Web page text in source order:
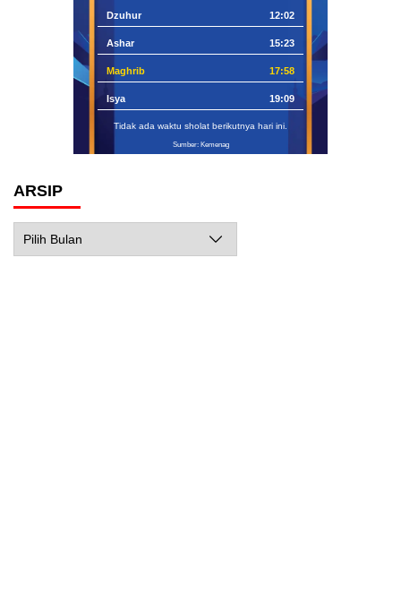
Dzuhur 12:02
Ashar 15:23
Maghrib 17:58
Isya 19:09
Tidak ada waktu sholat berikutnya hari ini.
Sumber: Kemenag
ARSIP